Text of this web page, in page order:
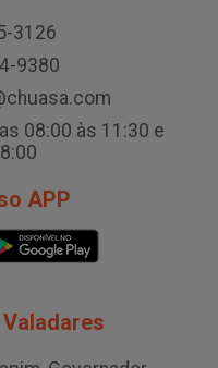
3126
9380
08:00 às 11:30 e
APP